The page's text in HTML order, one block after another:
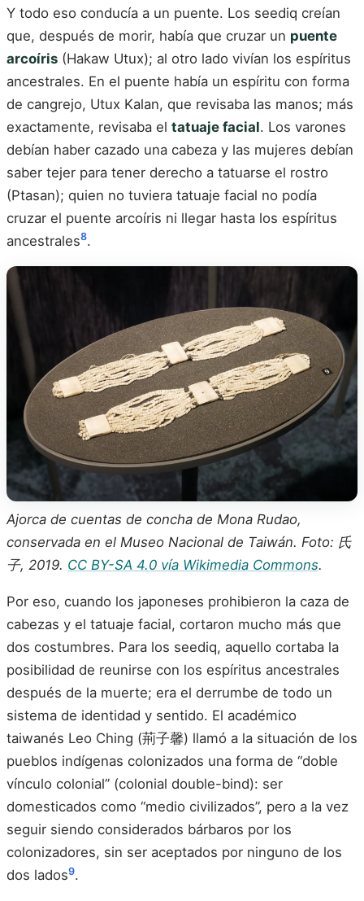
Y todo eso conducía a un puente. Los seediq creían
que, después de morir, había que cruzar un puente
arcoíris (Hakaw Utux); al otro lado vivían los espíritus
ancestrales. En el puente había un espíritu con forma
de cangrejo, Utux Kalan, que revisaba las manos; más
exactamente, revisaba el tatuaje facial. Los varones
debían haber cazado una cabeza y las mujeres debían
saber tejer para tener derecho a tatuarse el rostro
(Ptasan); quien no tuviera tatuaje facial no podía
cruzar el puente arcoíris ni llegar hasta los espíritus
ancestrales8.
Ajorca de cuentas de concha de Mona Rudao,
conservada en el Museo Nacional de Taiwán. Foto: 氏
子, 2019. CC BY-SA 4.0 vía Wikimedia Commons.
Por eso, cuando los japoneses prohibieron la caza de
cabezas y el tatuaje facial, cortaron mucho más que
dos costumbres. Para los seediq, aquello cortaba la
posibilidad de reunirse con los espíritus ancestrales
después de la muerte; era el derrumbe de todo un
sistema de identidad y sentido. El académico
taiwanés Leo Ching (荊子馨) llamó a la situación de los
pueblos indígenas colonizados una forma de “doble
vínculo colonial” (colonial double-bind): ser
domesticados como “medio civilizados”, pero a la vez
seguir siendo considerados bárbaros por los
colonizadores, sin ser aceptados por ninguno de los
dos lados9.